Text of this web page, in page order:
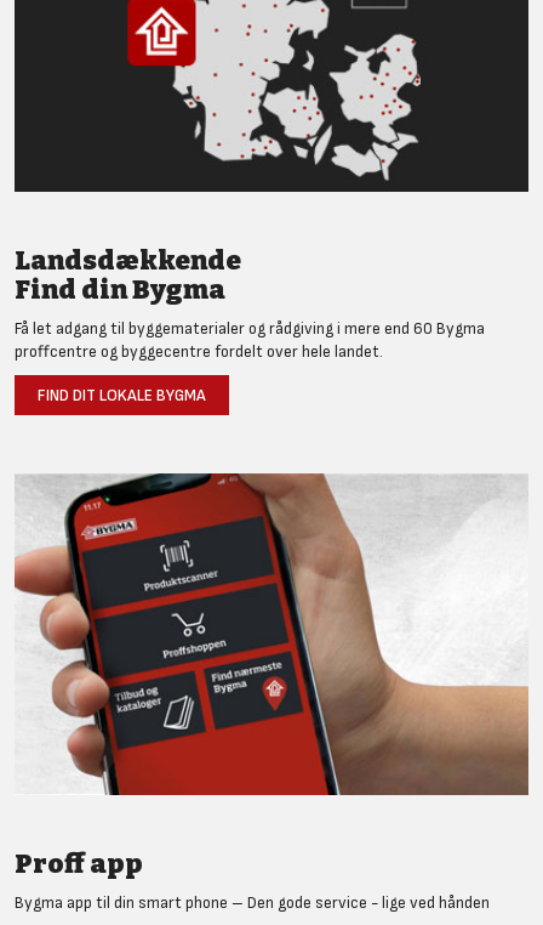
Landsdækkende
Find din Bygma
Få let adgang til byggematerialer og rådgiving i mere end 60 Bygma
proffcentre og byggecentre fordelt over hele landet.
FIND DIT LOKALE BYGMA
Proff app
Bygma app til din smart phone – Den gode service - lige ved hånden